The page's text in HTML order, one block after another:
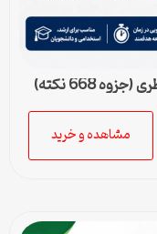
668 نکته)
مشاهده و خرید